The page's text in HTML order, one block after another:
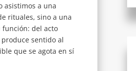
asistimos a una
rituales, sino a una
función: del acto
sentido al
que se agota en sí